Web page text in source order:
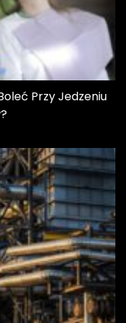
Przy Jedzeniu